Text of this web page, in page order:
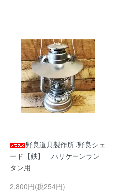
野良道具製作所 /野良シェ
ード【鉄】 ハリケーンラン
タン用
2,800円(税254円)